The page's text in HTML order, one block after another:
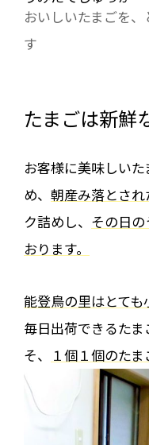
おいしいたまごを
す
たまごは新鮮
お客様に美味しい
め、 朝産み落とされ
ク詰めし、 その日
おります。
能登鳥の里はとても
毎日出荷できるた
そ、 １個１個のたま